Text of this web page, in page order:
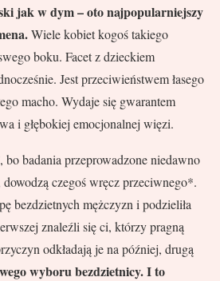
jak w dym – oto najpopularniejszy
Wiele kobiet kogoś takiego
boku. Facet z dzieckiem
Jest przeciwieństwem łasego
macho. Wydaje się gwarantem
i głębokiej emocjonalnej więzi.
bo badania przeprowadzone niedawno
czegoś wręcz przeciwnego*.
bezdzietnych mężczyzn i podzieliła
znaleźli się ci, którzy pragną
odkładają je na później, drugą
wyboru bezdzietnicy. I to